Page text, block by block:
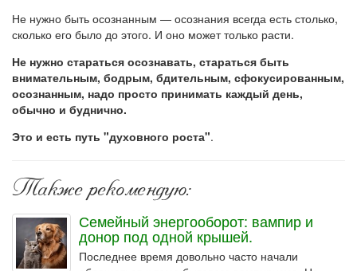
Не нужно быть осознанным — осознания всегда есть столько,
сколько его было до этого. И оно может только расти.
Не нужно стараться осознавать, стараться быть
внимательным, бодрым, бдительным, сфокусированным,
осознанным, надо просто принимать каждый день,
обычно и буднично.
Это и есть путь "духовного роста".
Также рекомендую:
Семейный энергооборот: вампир и
донор под одной крышей.
Последнее время довольно часто начали